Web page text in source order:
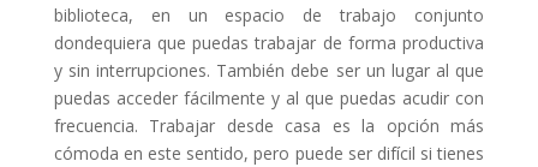
biblioteca, en un espacio de trabajo conjunto
dondequiera que puedas trabajar de forma productiva
y sin interrupciones. También debe ser un lugar al que
puedas acceder fácilmente y al que puedas acudir con
frecuencia. Trabajar desde casa es la opción más
cómoda en este sentido, pero puede ser difícil si tienes